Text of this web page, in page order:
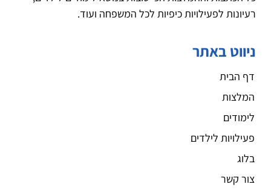
רעיונות לפעילויות כיפיות לכל המשפחה ועוד.
ניווט באתר
דף הבית
המלצות
לימודים
פעילויות לילדים
בלוג
צור קשר